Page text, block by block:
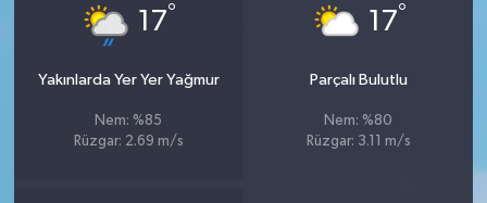
17°
Yakınlarda Yer Yer Yağmur
Nem: %85
Rüzgar: 2.69 m/s
17°
Parçalı Bulutlu
Nem: %80
Rüzgar: 3.11 m/s